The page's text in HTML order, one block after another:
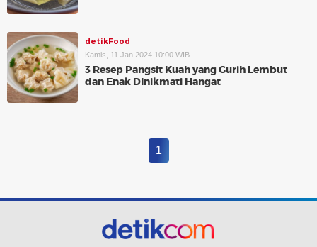
detikFood
Kamis, 11 Jan 2024 10:00 WIB
3 Resep Pangsit Kuah yang Gurih Lembut
dan Enak DInikmati Hangat
1